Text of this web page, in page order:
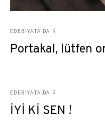
EDEBIYATA DAIR
Portakal, lütfen
EDEBIYATA DAIR
İYİ Kİ SEN !